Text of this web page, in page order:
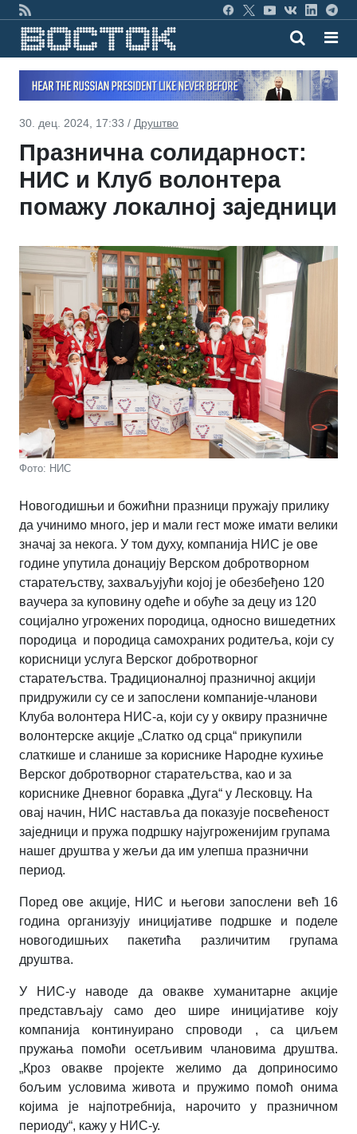
30. дец. 2024, 17:33 / Друштво
Празнична солидарност:
НИС и Клуб волонтера
помажу локалној заједници
Фото: НИС
Новогодишњи и божићни празници пружају прилику
да учинимо много, јер и мали гест може имати велики
значај за некога. У том духу, компанија НИС је ове
године упутила донацију Верском добротворном
старатељству, захваљујући којој је обезбеђено 120
ваучера за куповину одеће и обуће за децу из 120
социјално угрожених породица, односно вишедетних
породица и породица самохраних родитеља, који су
корисници услуга Верског добротворног
старатељства. Традиционалној празничној акцији
придружили су се и запослени компаније-чланови
Клуба волонтера НИС-а, који су у оквиру празничне
волонтерске акције „Слатко од срца“ прикупили
слаткише и сланише за кориснике Народне кухиње
Верског добротворног старатељства, као и за
кориснике Дневног боравка „Дуга“ у Лесковцу. На
овај начин, НИС наставља да показује посвећеност
заједници и пружа подршку најугроженијим групама
нашег друштва у жељи да им улепша празнични
период.
Поред ове акције, НИС и његови запослени већ 16
година организују иницијативе подршке и поделе
новогодишњих пакетића различитим групама
друштва.
У НИС-у наводе да овакве хуманитарне акције
представљају само део шире иницијативе коју
компанија континуирано спроводи , са циљем
пружања помоћи осетљивим члановима друштва.
„Кроз овакве пројекте желимо да доприносимо
бољим условима живота и пружимо помоћ онима
којима је најпотребнија, нарочито у празничном
периоду“, кажу у НИС-у.